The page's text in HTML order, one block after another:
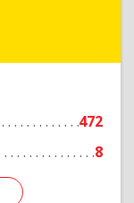
472
8
Подробнее